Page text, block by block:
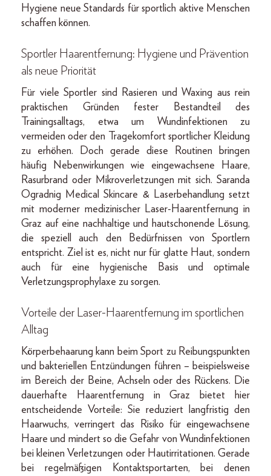
Hygiene neue Standards für sportlich aktive Menschen
schaffen können.
Sportler Haarentfernung: Hygiene und Prävention
als neue Priorität
Für viele Sportler sind Rasieren und Waxing aus rein
praktischen Gründen fester Bestandteil des
Trainingsalltags, etwa um Wundinfektionen zu
vermeiden oder den Tragekomfort sportlicher Kleidung
zu erhöhen. Doch gerade diese Routinen bringen
häufig Nebenwirkungen wie eingewachsene Haare,
Rasurbrand oder Mikroverletzungen mit sich. Saranda
Ogradnig Medical Skincare & Laserbehandlung setzt
mit moderner medizinischer Laser-Haarentfernung in
Graz auf eine nachhaltige und hautschonende Lösung,
die speziell auch den Bedürfnissen von Sportlern
entspricht. Ziel ist es, nicht nur für glatte Haut, sondern
auch für eine hygienische Basis und optimale
Verletzungsprophylaxe zu sorgen.
Vorteile der Laser-Haarentfernung im sportlichen
Alltag
Körperbehaarung kann beim Sport zu Reibungspunkten
und bakteriellen Entzündungen führen – beispielsweise
im Bereich der Beine, Achseln oder des Rückens. Die
dauerhafte Haarentfernung in Graz bietet hier
entscheidende Vorteile: Sie reduziert langfristig den
Haarwuchs, verringert das Risiko für eingewachsene
Haare und mindert so die Gefahr von Wundinfektionen
bei kleinen Verletzungen oder Hautirritationen. Gerade
bei regelmäßigen Kontaktsportarten, bei denen